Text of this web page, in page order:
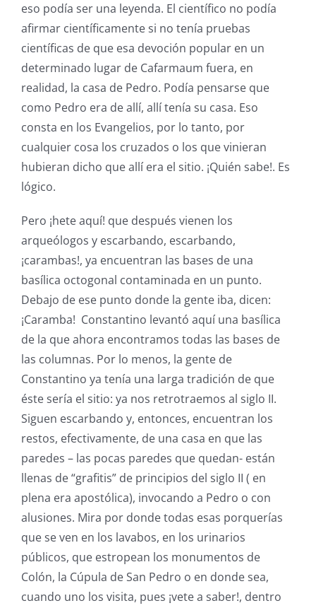
eso podía ser una leyenda. El científico no podía
afirmar científicamente si no tenía pruebas
científicas de que esa devoción popular en un
determinado lugar de Cafarmaum fuera, en
realidad, la casa de Pedro. Podía pensarse que
como Pedro era de allí, allí tenía su casa. Eso
consta en los Evangelios, por lo tanto, por
cualquier cosa los cruzados o los que vinieran
hubieran dicho que allí era el sitio. ¡Quién sabe!. Es
lógico.
Pero ¡hete aquí! que después vienen los
arqueólogos y escarbando, escarbando,
¡carambas!, ya encuentran las bases de una
basílica octogonal contaminada en un punto.
Debajo de ese punto donde la gente iba, dicen:
¡Caramba! Constantino levantó aquí una basílica
de la que ahora encontramos todas las bases de
las columnas. Por lo menos, la gente de
Constantino ya tenía una larga tradición de que
éste sería el sitio: ya nos retrotraemos al siglo II.
Siguen escarbando y, entonces, encuentran los
restos, efectivamente, de una casa en que las
paredes – las pocas paredes que quedan- están
llenas de “grafitis” de principios del siglo II ( en
plena era apostólica), invocando a Pedro o con
alusiones. Mira por donde todas esas porquerías
que se ven en los lavabos, en los urinarios
públicos, que estropean los monumentos de
Colón, la Cúpula de San Pedro o en donde sea,
cuando uno los visita, pues ¡vete a saber!, dentro